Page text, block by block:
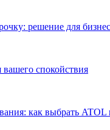
решение для
спокойствия
как выбрать ATOL